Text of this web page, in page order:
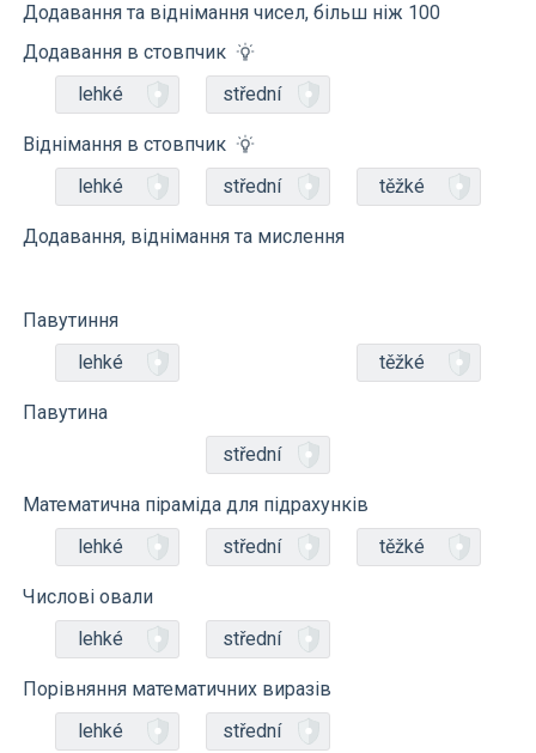
Додавання та віднімання чисел, більш ніж 100
Додавання в стовпчик
lehké
střední
Віднімання в стовпчик
lehké
střední těžké
Додавання, віднімання та мислення
Павутиння
lehké
těžké
Павутина
střední
Математична піраміда для підрахунків
lehké
střední těžké
Числові овали
lehké
střední
Порівняння математичних виразів
lehké
střední